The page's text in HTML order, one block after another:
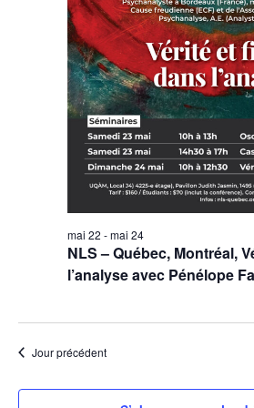
NLS – Québec, Montréal,
l’analyse avec Pénélope
mai 22 -mai 24
Jour précédent